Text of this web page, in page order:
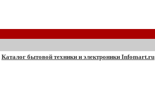
Каталог бытовой техники и электроники Infomart.ru